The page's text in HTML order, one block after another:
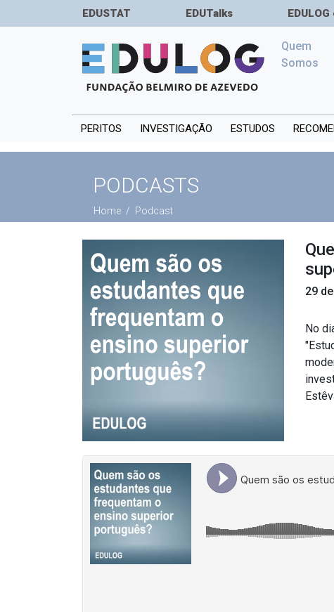
EDUSTAT EDUTalks
Quem
Somos
PERITOS INVESTIGAÇÃO ESTUDOS
PODCASTS
Home Podcast
29
No